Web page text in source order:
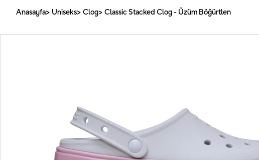
Anasayfa Uniseks Clog Classic Stacked Clog - Üzüm Böğürtlen